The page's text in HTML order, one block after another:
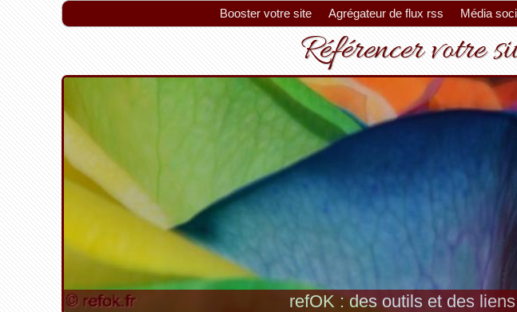
Booster votre site Agrégateur de flux rss Média
Référencer votre
refOK : des outils et des